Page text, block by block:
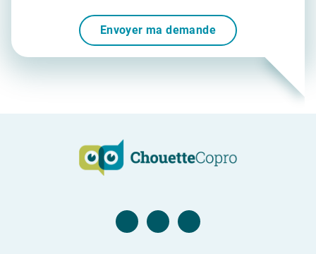
Envoyer ma demande
Page Facebook
Compte Twitter
Compte Linkedin